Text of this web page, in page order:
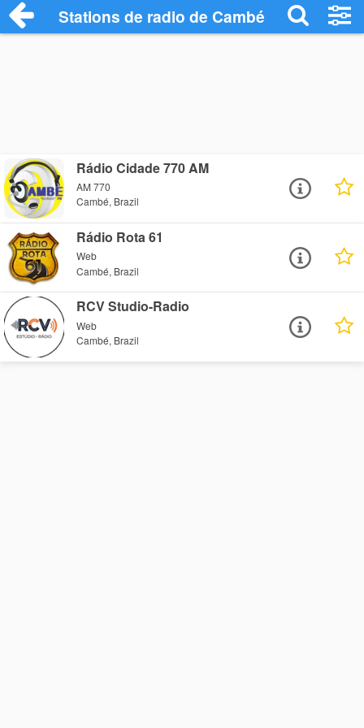
Stations de radio de Cambé
Rádio Cidade 770 AM
AM 770
Cambé, Brazil
Rádio Rota 61
Web
Cambé, Brazil
RCV Studio-Radio
Web
Cambé, Brazil